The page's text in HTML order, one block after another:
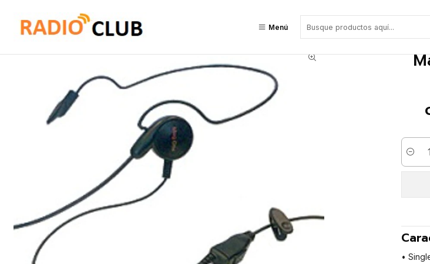
Menú
Mag One – PMLN5808; receptor de diseño con sujeción detrás de la cabeza, serie comercial;
•